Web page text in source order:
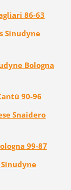
86-63
Sinudyne
Bologna
90-96
Snaidero
99-87
Sinudyne